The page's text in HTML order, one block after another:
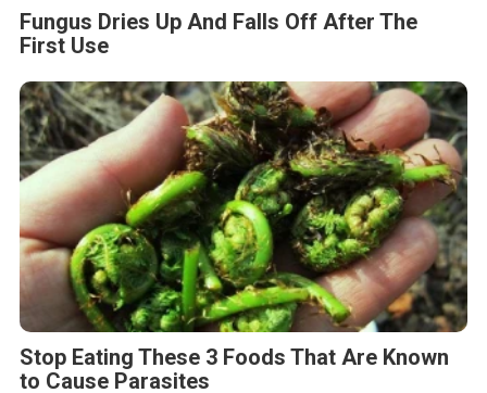
Fungus Dries Up And Falls Off After The
First Use
Stop Eating These 3 Foods That Are Known
to Cause Parasites